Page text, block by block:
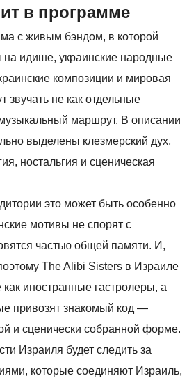
в программе
с живым бэндом, в которой
идише, украинские народные
композиции и мировая
звучать не как отдельные
маршрут. В описании
выделены клезмерский дух,
ностальгия и сценическая
это может быть особенно
мотивы не спорят с
частью общей памяти. И,
The Alibi Sisters в Израиле
иностранные гастролеры, а
привозят знакомый код —
и сценически собранной форме.
Израиля будет следить за
которые соединяют Израиль,